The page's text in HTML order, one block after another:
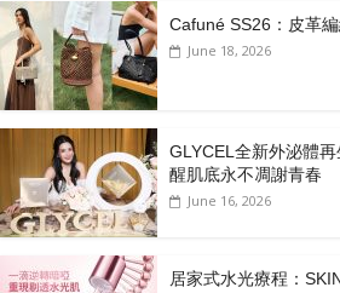
Cafuné SS26：皮革
June 18, 2026
GLYCEL全新外泌體
醒肌底永不凋謝青春
June 16, 2026
居家式水光療程：